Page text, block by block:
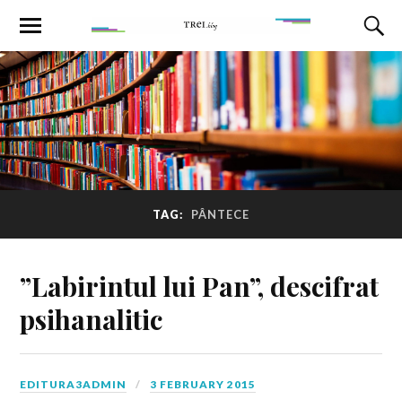
TAG: PÂNTECE
”Labirintul lui Pan”, descifrat
psihanalitic
EDITURA3ADMIN 3 FEBRUARY 2015